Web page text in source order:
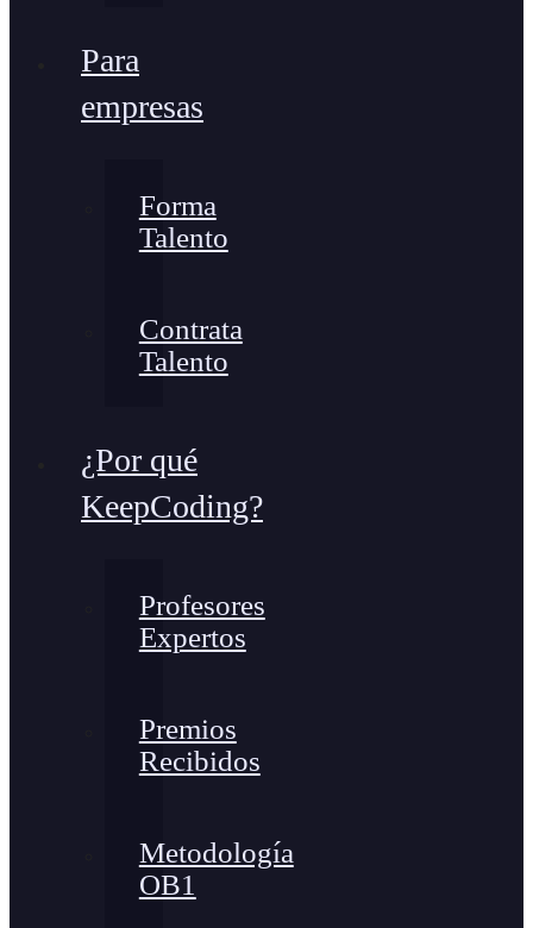
Para
empresas
Forma
Talento
Contrata
Talento
¿Por qué
KeepCoding?
Profesores
Expertos
Premios
Recibidos
Metodología
OB1